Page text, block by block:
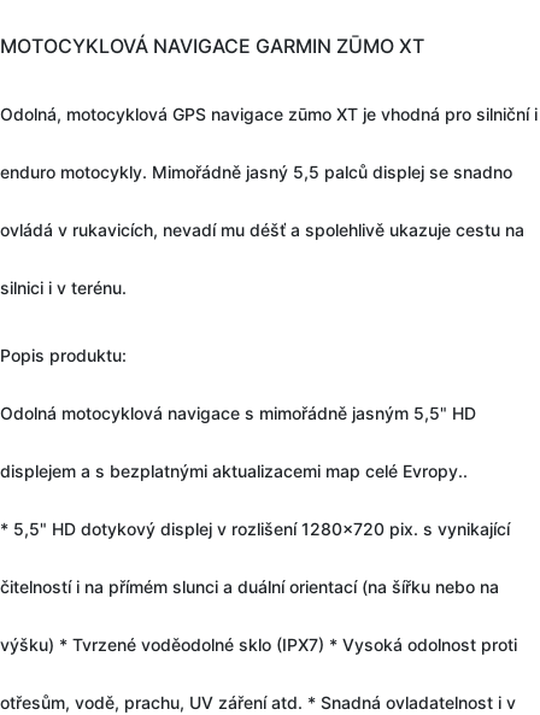
MOTOCYKLOVÁ NAVIGACE GARMIN ZŪMO XT
Odolná, motocyklová GPS navigace zūmo XT je vhodná pro silniční i
enduro motocykly. Mimořádně jasný 5,5 palců displej se snadno
ovládá v rukavicích, nevadí mu déšť a spolehlivě ukazuje cestu na
silnici i v terénu.
Popis produktu:
Odolná motocyklová navigace s mimořádně jasným 5,5" HD
displejem a s bezplatnými aktualizacemi map celé Evropy..
* 5,5" HD dotykový displej v rozlišení 1280x720 pix. s vynikající
čitelností i na přímém slunci a duální orientací (na šířku nebo na
výšku) * Tvrzené voděodolné sklo (IPX7) * Vysoká odolnost proti
otřesům, vodě, prachu, UV záření atd. * Snadná ovladatelnost i v